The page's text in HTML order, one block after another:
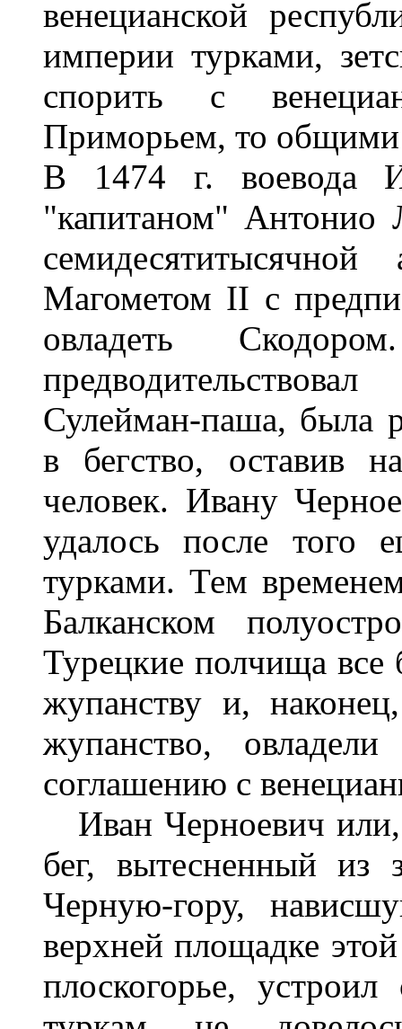
венецианской
империи турками,
спорить с
Приморьем, то общими
В 1474 г. воевода
"капитаном" Антонио
Магометом II с
овладеть
Сулейман-паша, была
в бегство, оставив
человек. Ивану
удалось после того
турками. Тем
Балканском
Турецкие полчища все
жупанству и,
жупанство,
соглашению с
Иван Черноевич или,
бег, вытесненный из
Черную-гору,
верхней площадке
плоскогорье,